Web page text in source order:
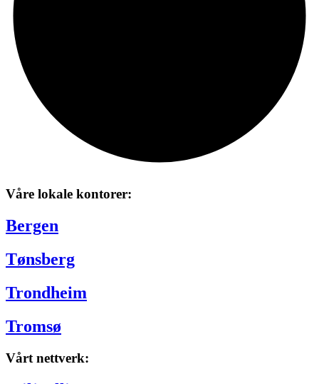
Våre lokale kontorer:
Bergen
Tønsberg
Trondheim
Tromsø
Vårt nettverk: